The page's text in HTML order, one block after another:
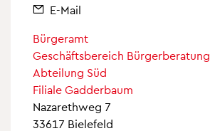
E-Mail
Bürgeramt
Geschäftsbereich Bürgerberatung
Abteilung Süd
Filiale Gadderbaum
Nazarethweg 7
33617 Bielefeld